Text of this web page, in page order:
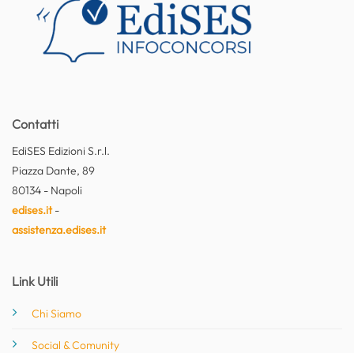
Contatti
EdiSES Edizioni S.r.l.
Piazza Dante, 89
80134 - Napoli
edises.it-
assistenza.edises.it
Link Utili
Chi Siamo
Social & Comunity